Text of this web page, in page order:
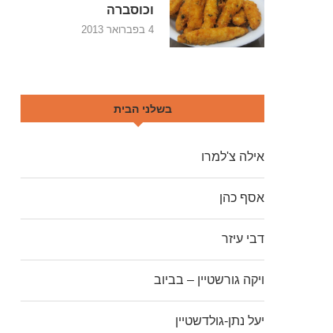
וכוסברה
4 בפברואר 2013
בשלני הבית
אילה צ'למרו
אסף כהן
דבי עיזר
ויקה גורשטיין – בביוב
יעל נתן-גולדשטיין